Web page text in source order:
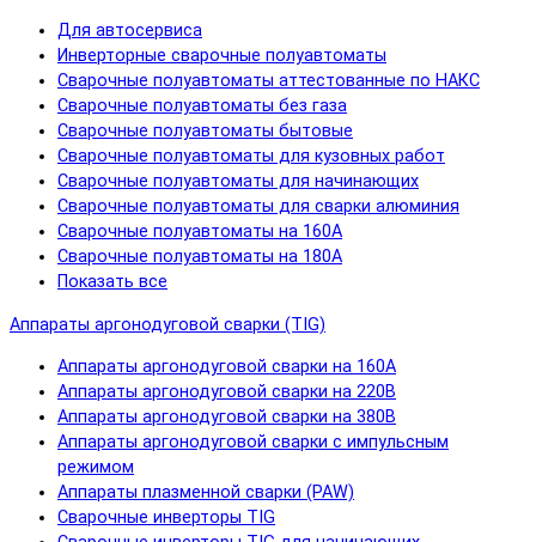
Для автосервиса
Инверторные сварочные полуавтоматы
Сварочные полуавтоматы аттестованные по НАКС
Сварочные полуавтоматы без газа
Сварочные полуавтоматы бытовые
Сварочные полуавтоматы для кузовных работ
Сварочные полуавтоматы для начинающих
Сварочные полуавтоматы для сварки алюминия
Сварочные полуавтоматы на 160А
Сварочные полуавтоматы на 180А
Показать все
Аппараты аргонодуговой сварки (TIG)
Аппараты аргонодуговой сварки на 160А
Аппараты аргонодуговой сварки на 220В
Аппараты аргонодуговой сварки на 380В
Аппараты аргонодуговой сварки с импульсным
режимом
Аппараты плазменной сварки (PAW)
Сварочные инверторы TIG